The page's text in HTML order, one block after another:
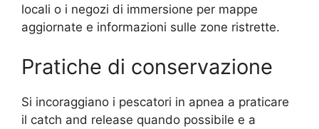
locali o i negozi di immersione per mappe
aggiornate e informazioni sulle zone ristrette.
Pratiche di conservazione
Si incoraggiano i pescatori in apnea a praticare
il catch and release quando possibile e a